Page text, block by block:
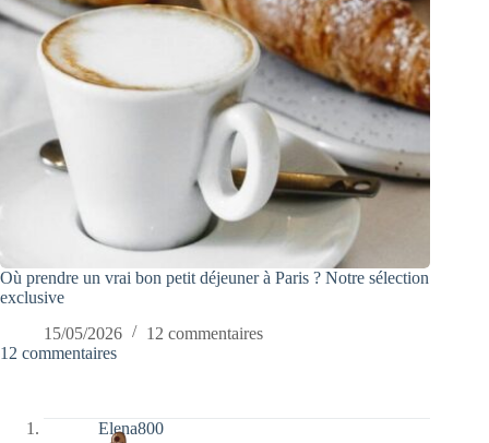
Où prendre un vrai bon petit déjeuner à Paris ? Notre sélection
exclusive
15/05/2026
12 commentaires
12 commentaires
Elena800